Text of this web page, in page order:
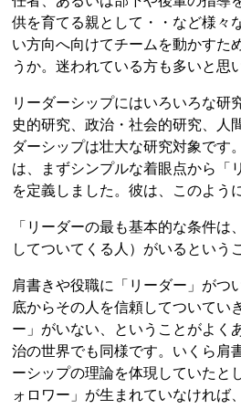
供を育てる親として・・など様々
い方向へ向けてチームを動かすた
うか。迷われている方も多いと思
リーダーシップにはいろいろな研
史的研究、政治・社会的研究、人
ダーシップは壮大な研究対象です
は、まずシンプルな着眼点から「
を定義しました。彼は、このよう
「リーダーの最も基本的な条件は
してついてくる人）がいるという
肩書きや役職に「リーダー」がつ
底からその人を信頼してついてい
ー」がいない、ということがよく
治の世界でも同様です。いくら肩
ーシップの理論を体現していたと
ォロワー」が生まれていなければ